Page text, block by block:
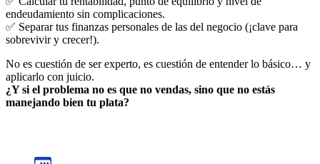
endeudamiento sin complicaciones.
✅ Separar tus finanzas personales de las del negocio (¡clave para
sobrevivir y crecer!).
No es cuestión de ser experto, es cuestión de entender lo básico… y
aplicarlo con juicio.
¿Y si el problema no es que no vendas, sino que no estás
manejando bien tu plata?